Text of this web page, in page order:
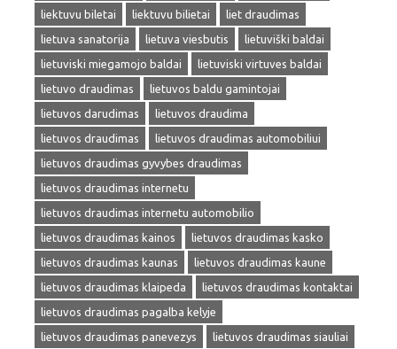
liektuvu biletai
liektuvu bilietai
liet draudimas
lietuva sanatorija
lietuva viesbutis
lietuviški baldai
lietuviski miegamojo baldai
lietuviski virtuves baldai
lietuvo draudimas
lietuvos baldu gamintojai
lietuvos darudimas
lietuvos draudima
lietuvos draudimas
lietuvos draudimas automobiliui
lietuvos draudimas gyvybes draudimas
lietuvos draudimas internetu
lietuvos draudimas internetu automobilio
lietuvos draudimas kainos
lietuvos draudimas kasko
lietuvos draudimas kaunas
lietuvos draudimas kaune
lietuvos draudimas klaipeda
lietuvos draudimas kontaktai
lietuvos draudimas pagalba kelyje
lietuvos draudimas panevezys
lietuvos draudimas siauliai